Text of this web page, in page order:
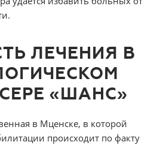
ЛЕЧЕНИЯ В
«ШАНС»
в Мценске, в которой
происходит по факту